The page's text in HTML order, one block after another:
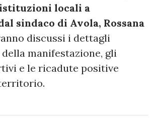
locali a
sindaco di Avola, Rossana
discussi i dettagli
manifestazione, gli
e le ricadute positive